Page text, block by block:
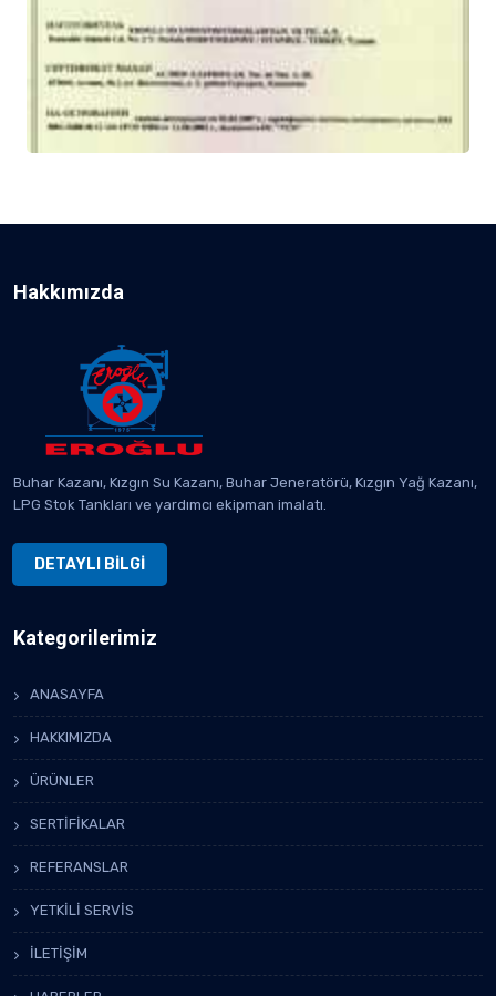
Hakkımızda
Buhar Kazanı, Kızgın Su Kazanı, Buhar Jeneratörü, Kızgın Yağ Kazanı,
LPG Stok Tankları ve yardımcı ekipman imalatı.
DETAYLI BİLGİ
Kategorilerimiz
ANASAYFA
HAKKIMIZDA
ÜRÜNLER
SERTİFİKALAR
REFERANSLAR
YETKİLİ SERVİS
İLETİŞİM